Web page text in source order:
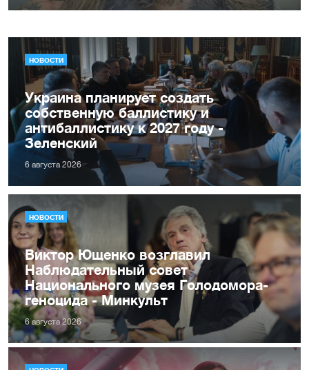
НОВОСТИ
Украина планирует создать
собственную баллистику и
антибаллистику к 2027 году -
Зеленский
6 августа 2026
НОВОСТИ
Виктор Ющенко возглавил
Наблюдательный совет
Национального музея Голодомора-
геноцида - Минкульт
6 августа 2026